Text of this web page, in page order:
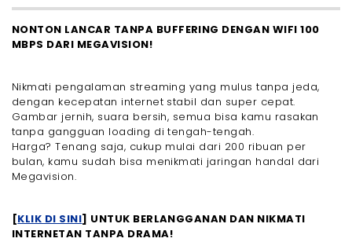
NONTON LANCAR TANPA BUFFERING DENGAN WIFI 100
MBPS DARI MEGAVISION!
Nikmati pengalaman streaming yang mulus tanpa jeda,
dengan kecepatan internet stabil dan super cepat.
Gambar jernih, suara bersih, semua bisa kamu rasakan
tanpa gangguan loading di tengah-tengah.
Harga? Tenang saja, cukup mulai dari 200 ribuan per
bulan, kamu sudah bisa menikmati jaringan handal dari
Megavision.
[KLIK DI SINI] UNTUK BERLANGGANAN DAN NIKMATI
INTERNETAN TANPA DRAMA!